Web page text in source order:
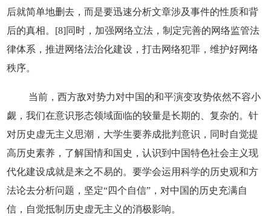
后就简单地删去，而是要迅速分析文章涉及事件的性质和背
后的真相。[8]同时，加强网络立法，制定完善的网络监管法
律体系，推进网络法治化建设，打击网络犯罪，维护好网络
秩序。
当前，西方敌对势力对中国的和平演变攻势依然不容小
觑，我们在意识形态领域面临的较量是长期的、复杂的。针
对历史虚无主义思潮，大学生要养成批判意识，同时自觉提
高历史素养，了解国情和国史，认识到中国特色社会主义现
代化建设成就是来之不易的。要学会运用科学的历史观和方
法论去分析问题，坚定“四个自信”，对中国的历史充满自
信，自觉抵制历史虚无主义的消极影响。